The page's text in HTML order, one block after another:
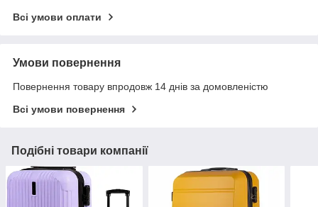
Всі умови оплати
Умови повернення
Повернення товару впродовж 14 днів за домовленістю
Всі умови повернення
Подібні товари компанії